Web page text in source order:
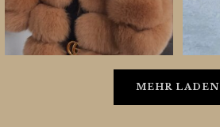
MEHR LADEN